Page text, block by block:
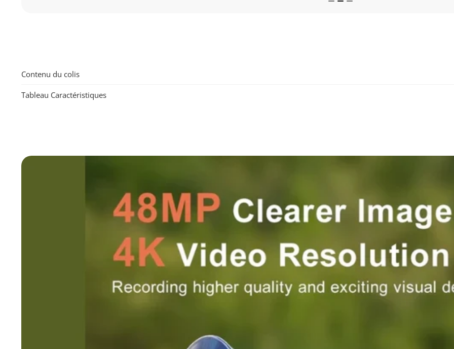
Contenu du colis
Tableau Caractéristiques